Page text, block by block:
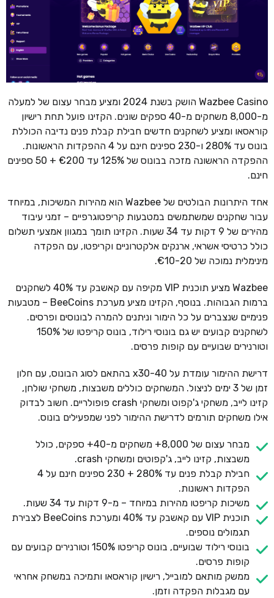
Wazbee Casino הושק בשנת 2024 ומציע מבחר עצום של למעלה
מ-8,000 משחקים מ-40 ספקים שונים. הקזינו פועל תחת רישיון
קוראסאו ומציע לשחקנים חדשים חבילת קבלת פנים נדיבה הכוללת
בונוס עד 280% ו-230 ספינים חינם על 4 ההפקדות הראשונות.
ההפקדה הראשונה מזכה בבונוס של 125% עד €200 + 50 ספינים
חינם.
אחד היתרונות הבולטים של Wazbee הוא מהירות המשיכות, במיוחד
עבור שחקנים שמשתמשים במטבעות קריפטוגרפיים – זמני עיבוד
מהירים של 9 דקות עד 34 שעות. הקזינו תומך במגוון אמצעי תשלום
כולל כרטיסי אשראי, ארנקים אלקטרוניים וקריפטו, עם הפקדה
מינימלית נמוכה של €10-20.
Wazbee מציע תוכנית VIP מקיפה עם קאשבק עד 40% לשחקנים
ברמות הגבוהות. בנוסף, הקזינו מציע מערכת BeeCoins – מטבעות
פנימיים שנצברים על כל הימור וניתנים להמרה לבונוסים ופרסים.
לשחקנים קבועים יש גם בונוסי רילוד, בונוס קריפטו של 150%
וטורנירים שבועיים עם קופות פרסים.
דרישת ההימור עומדת על x30-40 בהתאם לסוג הבונוס, עם חלון
זמן של 3 ימים לניצול. המשחקים כוללים משבצות, משחקי שולחן,
קזינו לייב, משחקי ג'קפוט ומשחקי crash פופולריים. חשוב לבדוק
אילו משחקים תורמים לדרישת ההימור לפני שמפעילים בונוס.
מבחר עצום של 8,000+ משחקים מ-40+ ספקים, כולל
משבצות, קזינו לייב, ג'קפוטים ומשחקי crash.
חבילת קבלת פנים עד 280% + 230 ספינים חינם על 4
הפקדות ראשונות.
משיכות קריפטו מהירות במיוחד – מ-9 דקות עד 34 שעות.
תוכנית VIP עם קאשבק עד 40% ומערכת BeeCoins לצבירת
תגמולים נוספים.
בונוסי רילוד שבועיים, בונוס קריפטו 150% וטורנירים קבועים עם
קופות פרסים.
ממשק מותאם למובייל, רישיון קוראסאו ותמיכה במשחק אחראי
עם מגבלות הפקדה וזמן.